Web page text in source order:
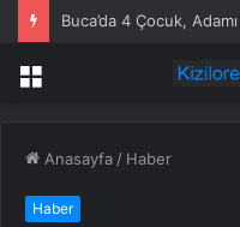
Buca’da 4 Çocuk,
Menü
Anasayfa / Haber
Haber